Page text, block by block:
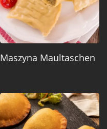
Maszyna Maultaschen